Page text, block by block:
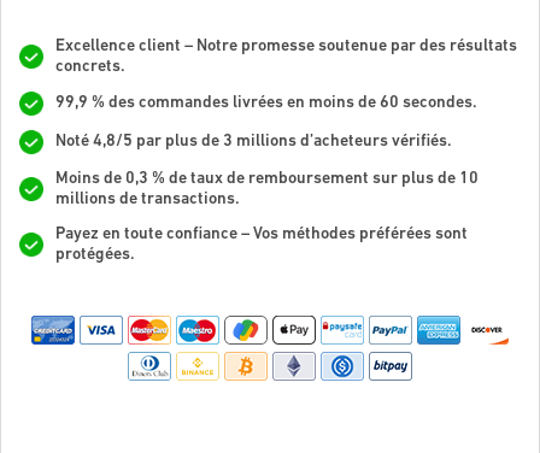
Excellence client – Notre promesse soutenue par des résultats
concrets.
99,9 % des commandes livrées en moins de 60 secondes.
Noté 4,8/5 par plus de 3 millions d’acheteurs vérifiés.
Moins de 0,3 % de taux de remboursement sur plus de 10
millions de transactions.
Payez en toute confiance – Vos méthodes préférées sont
protégées.